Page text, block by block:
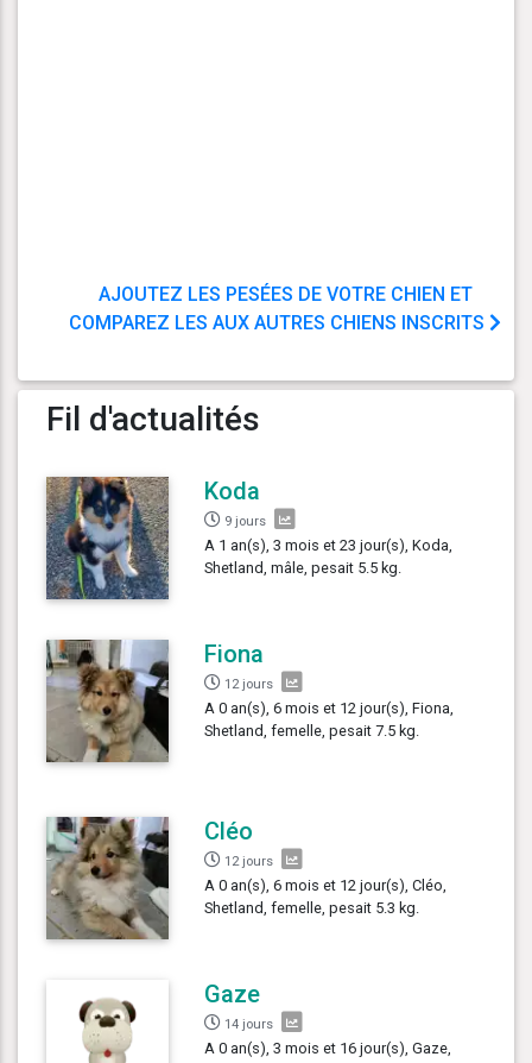
AJOUTEZ LES PESÉES DE VOTRE CHIEN ET
COMPAREZ LES AUX AUTRES CHIENS INSCRITS
Fil d'actualités
Koda
9 jours
A 1 an(s), 3 mois et 23 jour(s), Koda,
Shetland, mâle, pesait 5.5 kg.
Fiona
12 jours
A 0 an(s), 6 mois et 12 jour(s), Fiona,
Shetland, femelle, pesait 7.5 kg.
Cléo
12 jours
A 0 an(s), 6 mois et 12 jour(s), Cléo,
Shetland, femelle, pesait 5.3 kg.
Gaze
14 jours
A 0 an(s), 3 mois et 16 jour(s), Gaze,